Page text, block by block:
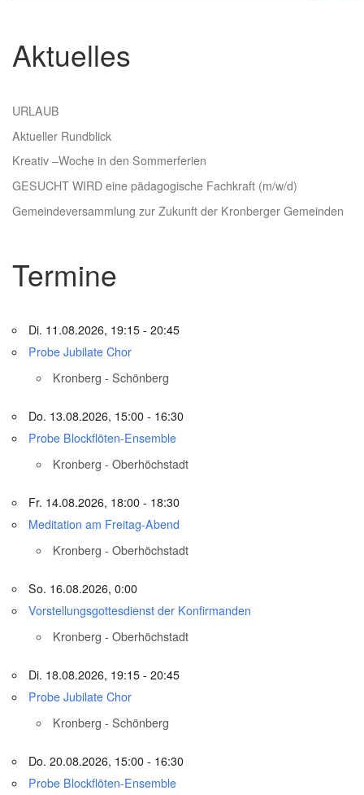
Aktuelles
URLAUB
Aktueller Rundblick
Kreativ –Woche in den Sommerferien
GESUCHT WIRD eine pädagogische Fachkraft (m/w/d)
Gemeindeversammlung zur Zukunft der Kronberger Gemeinden
Termine
Di. 11.08.2026, 19:15 - 20:45
Probe Jubilate Chor
Kronberg - Schönberg
Do. 13.08.2026, 15:00 - 16:30
Probe Blockflöten-Ensemble
Kronberg - Oberhöchstadt
Fr. 14.08.2026, 18:00 - 18:30
Meditation am Freitag-Abend
Kronberg - Oberhöchstadt
So. 16.08.2026, 0:00
Vorstellungsgottesdienst der Konfirmanden
Kronberg - Oberhöchstadt
Di. 18.08.2026, 19:15 - 20:45
Probe Jubilate Chor
Kronberg - Schönberg
Do. 20.08.2026, 15:00 - 16:30
Probe Blockflöten-Ensemble